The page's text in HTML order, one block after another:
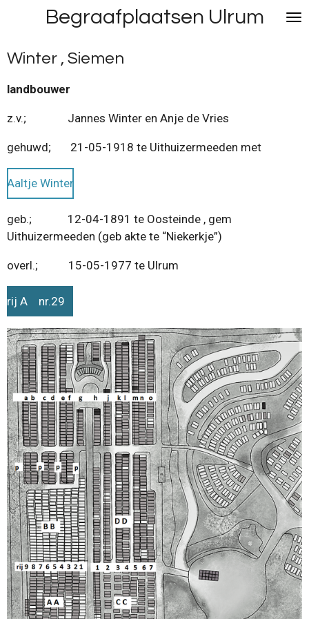
naar
de
hoofdinhoud
Begraafplaatsen Ulrum
Winter , Siemen
landbouwer
z.v.; Jannes Winter en Anje de Vries
gehuwd; 21-05-1918 te Uithuizermeeden met
Aaltje Winter
geb.; 12-04-1891 te Oosteinde , gem
Uithuizermeeden (geb akte te “Niekerkje”)
overl.; 15-05-1977 te Ulrum
rij A nr.29